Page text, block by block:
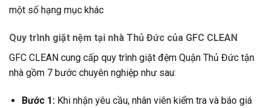
một số hạng mục khác
Quy trình giặt nệm tại nhà Thủ Đức của GFC CLEAN
GFC CLEAN cung cấp quy trình giặt đệm Quận Thủ Đức tận
nhà gồm 7 bước chuyên nghiệp như sau:
Bước 1:Khi nhận yêu cầu, nhân viên kiểm tra và báo giá